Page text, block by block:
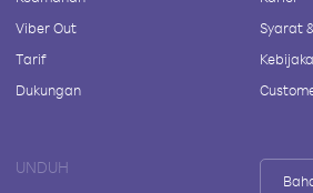
Viber Out
Tarif
Dukungan
Syarat
UNDUH